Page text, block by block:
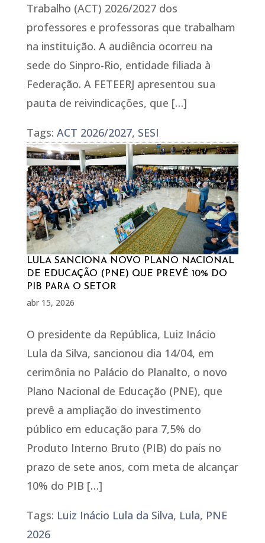
Trabalho (ACT) 2026/2027 dos
professores e professoras que trabalham
na instituição. A audiência ocorreu na
sede do Sinpro-Rio, entidade filiada à
Federação. A FETEERJ apresentou sua
pauta de reivindicações, que […]
Tags: ACT 2026/2027, SESI
LULA SANCIONA NOVO PLANO NACIONAL
DE EDUCAÇÃO (PNE) QUE PREVÊ 10% DO
PIB PARA O SETOR
abr 15, 2026
O presidente da República, Luiz Inácio
Lula da Silva, sancionou dia 14/04, em
cerimônia no Palácio do Planalto, o novo
Plano Nacional de Educação (PNE), que
prevê a ampliação do investimento
público em educação para 7,5% do
Produto Interno Bruto (PIB) do país no
prazo de sete anos, com meta de alcançar
10% do PIB […]
Tags: Luiz Inácio Lula da Silva, Lula, PNE
2026